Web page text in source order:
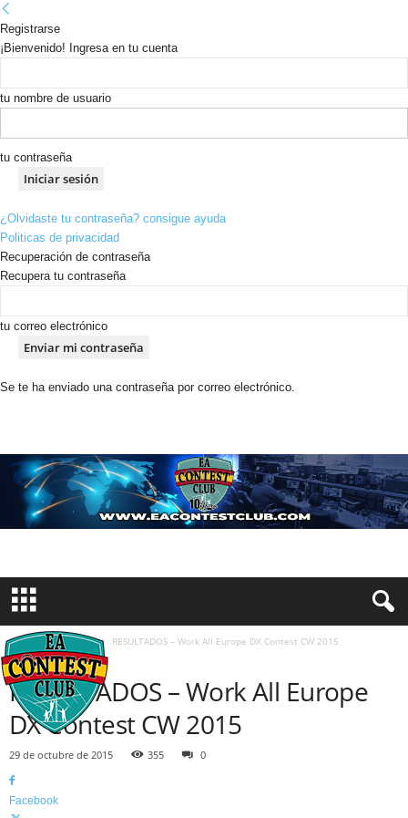
Registrarse
¡Bienvenido! Ingresa en tu cuenta
tu nombre de usuario
tu contraseña
¿Olvidaste tu contraseña? consigue ayuda
Politicas de privacidad
Recuperación de contraseña
Recupera tu contraseña
tu correo electrónico
Se te ha enviado una contraseña por correo electrónico.
Inicio Concursos RESULTADOS – Work All Europe DX Contest CW 2015
CONCURSOS
RESULTADOS – Work All Europe
DX Contest CW 2015
29 de octubre de 2015 355 0
Facebook